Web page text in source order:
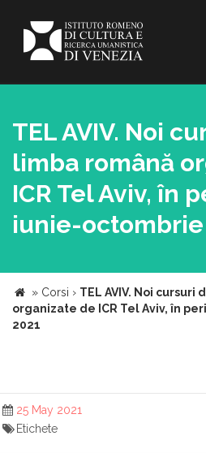
TEL AVIV. Noi
limba română
ICR Tel Aviv, în
iunie-octombrie
» Corsi › TEL AVIV. Noi cursuri
organizate de ICR Tel Aviv, în
2021
25 May 2021
Etichete